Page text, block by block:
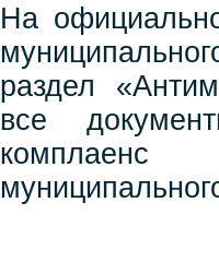
На
раздел
все
комплаенс